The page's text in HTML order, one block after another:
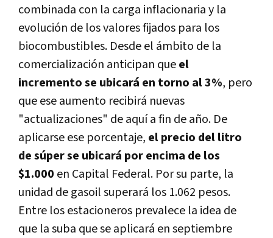
combinada con la carga inflacionaria y la
evolución de los valores fijados para los
biocombustibles. Desde el ámbito de la
comercialización anticipan queel
incremento se ubicará en torno al 3%, pero
que ese aumento recibirá nuevas
"actualizaciones" de aquí a fin de año. De
aplicarse ese porcentaje, el precio del litro
de súper se ubicará por encima de los
$1.000 en Capital Federal. Por su parte, la
unidad de gasoil superará los 1.062 pesos.
Entre los estacioneros prevalece la idea de
que la suba que se aplicará en septiembre